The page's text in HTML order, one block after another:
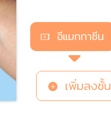
อีแมกกาซีน
เพิ่มลงชั้